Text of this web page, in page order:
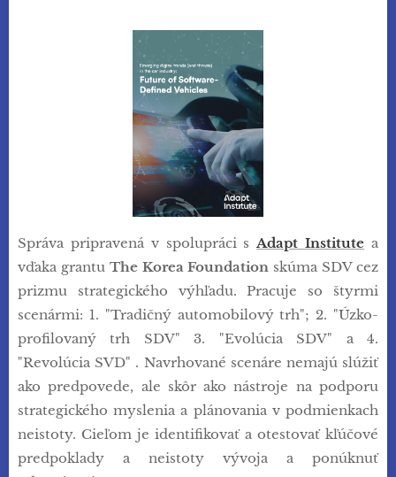
Správa pripravená v spolupráci sAdapt Institute a
vďaka grantu The Korea Foundation skúma SDV cez
prizmu strategického výhľadu. Pracuje so štyrmi
scenármi: 1. "Tradičný automobilový trh"; 2. "Úzko-
profilovaný trh SDV" 3. "Evolúcia SDV" a 4.
"Revolúcia SVD" . Navrhované scenáre nemajú slúžiť
ako predpovede, ale skôr ako nástroje na podporu
strategického myslenia a plánovania v podmienkach
neistoty. Cieľom je identifikovať a otestovať kľúčové
predpoklady a neistoty vývoja a ponúknuť